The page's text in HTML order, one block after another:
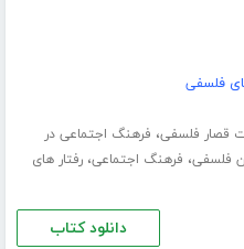
فلسفی
قصار فلسفی، فرهنگ اجتماعی در
فلسفی، فرهنگ اجتماعی،رفتار های
دانلود کتاب